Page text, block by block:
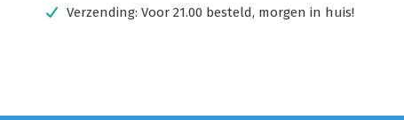
Verzending: Voor 21.00 besteld, morgen in huis!